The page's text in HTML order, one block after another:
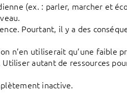
(ex. : parler, marcher et
Pourtant, il y a des
n’en utiliserait qu’une faible
autant de ressources
inactive.